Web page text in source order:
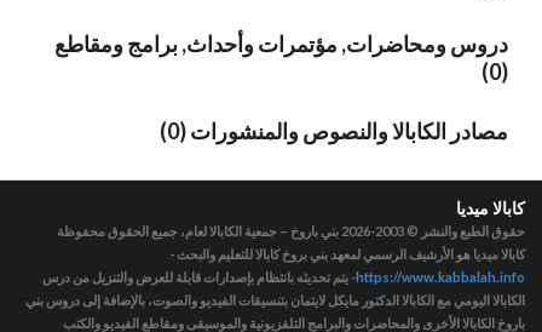
دروس ومحاضرات, مؤتمرات وأحداث, برامج ومقاطع
(0)
مصادر الكابالا والنصوص والمنشورات (0)
كابالا ميديا
حقوق الطبع والنشر © 2003-2026
بني باروخ – جمعية الكابالا لعام، جميع الحقوق محفوظة
كابالا ميديا هو الأرشيف الرسمي لمعهد بني بروخ كابالا للتعليم والبحث -
https://www.kabbalah.info- يتم تحديثه بانتظام بإصدارات قابلة للعرض والتنزيل من درس
الكابالا اليومي مع الكابالا الدكتور مايكل لايتمان بتنسيقات الفيديو والصوت، بالإضافة إلى دروس بني
باروخ الكابالا الأخرى والمحاضرات والبرامج التلفزيونية والموسيقى ومقاطع الفيديو والكتب